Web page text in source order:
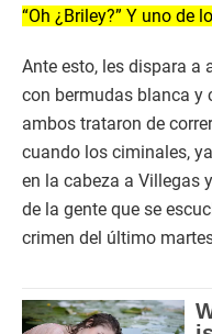
“Oh ¿Briley?” Y uno de
Ante esto, les dispara a
con bermudas blanca y
ambos trataron de
cuando los ciminales,
en la cabeza a Villegas
de la gente que se
crimen del último